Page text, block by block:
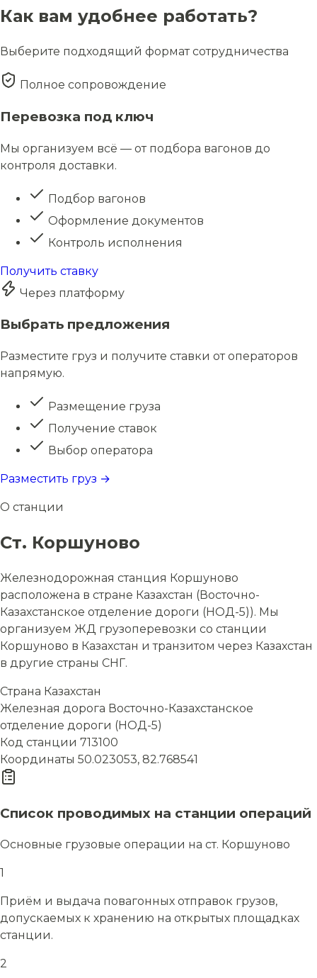
Как вам удобнее работать?
Выберите подходящий формат сотрудничества
Полное сопровождение
Перевозка под ключ
Мы организуем всё — от подбора вагонов до
контроля доставки.
Подбор вагонов
Оформление документов
Контроль исполнения
Получить ставку
Через платформу
Выбрать предложения
Разместите груз и получите ставки от операторов
напрямую.
Размещение груза
Получение ставок
Выбор оператора
Разместить груз →
О станции
Ст. Коршуново
Железнодорожная станция Коршуново
расположена в стране Казахстан (Восточно-
Казахстанское отделение дороги (НОД-5)). Мы
организуем ЖД грузоперевозки со станции
Коршуново в Казахстан и транзитом через Казахстан
в другие страны СНГ.
Страна Казахстан
Железная дорога Восточно-Казахстанское
отделение дороги (НОД-5)
Код станции 713100
Координаты 50.023053, 82.768541
Список проводимых на станции операций
Основные грузовые операции на ст. Коршуново
1
Приём и выдача повагонных отправок грузов,
допускаемых к хранению на открытых площадках
станции.
2